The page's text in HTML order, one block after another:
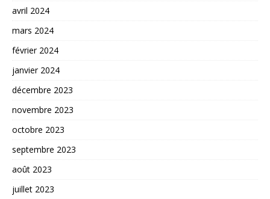
avril 2024
mars 2024
février 2024
janvier 2024
décembre 2023
novembre 2023
octobre 2023
septembre 2023
août 2023
juillet 2023